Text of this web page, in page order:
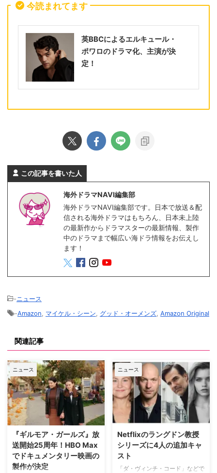
今読まれてます
英BBCによるエルキュール・
ポワロのドラマ化、主演が決
定！
この記事を書いた人
海外ドラマNAVI編集部
海外ドラマNAVI編集部です。日本で放送＆配
信される海外ドラマはもちろん、日本未上陸
の最新作からドラマスターの最新情報、製作
中のドラマまで幅広い海ドラ情報をお伝えし
ます！
-ニュース
-Amazon マイケル・シーン グッド・オーメンズ Amazon Original
関連記事
ニュース
『ギルモア・ガールズ』放
送開始25周年！HBO Max
でドキュメンタリー映画の
製作が決定
ニュース
Netflixのラングドン教授
シリーズに4人の追加キャ
スト
「ダ・ヴィンチ・コード」などで